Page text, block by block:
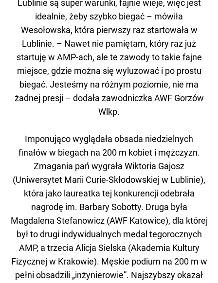
Lublinie są super warunki, fajnie wieje, więc jest
idealnie, żeby szybko biegać – mówiła
Wesołowska, która pierwszy raz startowała w
Lublinie. – Nawet nie pamiętam, który raz już
startuję w AMP-ach, ale te zawody to takie fajne
miejsce, gdzie można się wyluzować i po prostu
biegać. Jesteśmy na różnym poziomie, nie ma
żadnej presji – dodała zawodniczka AWF Gorzów
Wlkp.
Imponująco wyglądała obsada niedzielnych
finałów w biegach na 200 m kobiet i mężczyzn.
Zmagania pań wygrała Wiktoria Gajosz
(Uniwersytet Marii Curie-Skłodowskiej w Lublinie),
która jako laureatka tej konkurencji odebrała
nagrodę im. Barbary Sobotty. Druga była
Magdalena Stefanowicz (AWF Katowice), dla której
był to drugi indywidualnych medal tegorocznych
AMP, a trzecia Alicja Sielska (Akademia Kultury
Fizycznej w Krakowie). Męskie podium na 200 m w
pełni obsadzili „inżynierowie”. Najszybszy okazał